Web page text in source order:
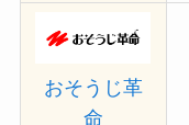
おそうじ革
命